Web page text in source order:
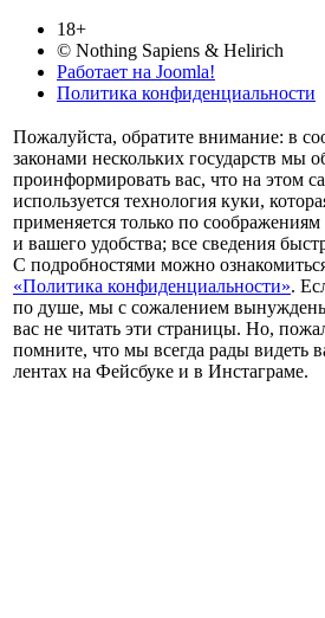
18+
© Nothing Sapiens & Helirich
Работает на Joomla!
Политика конфиденциальности
Пожалуйста, обратите внимание: в
законами нескольких государств мы
проинформировать вас, что на этом
используется технология куки,
применяется только по соображениям
и вашего удобства; все сведения
С подробностями можно
«Политика конфиденциальности».
по душе, мы с сожалением
вас не читать эти страницы. Но,
помните, что мы всегда рады видеть
лентах на Фейсбуке и в Инстаграме.